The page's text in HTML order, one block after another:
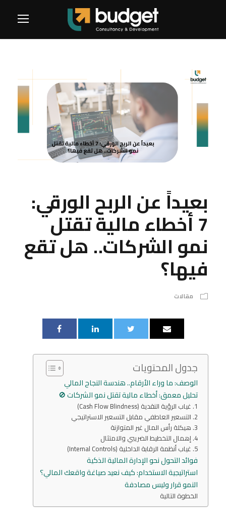
بعيداً عن الربح الورقي:
7 أخطاء مالية تقتل
نمو الشركات.. هل تقع
فيها؟
مقالات
جدول المحتويات
الوصف: ما وراء الأرقام.. هندسة النجاح المالي
تحليل معمق: أخطاء مالية تقتل نمو الشركات 🚫
1. غياب الرؤية النقدية (Cash Flow Blindness)
2. التسعير العاطفي مقابل التسعير الاستراتيجي
3. هيكلة رأس المال غير المتوازنة
4. إهمال التخطيط الضريبي والامتثال
5. غياب أنظمة الرقابة الداخلية (Internal Controls)
فوائد التحول نحو الإدارة المالية الذكية
استراتيجية الاستخدام: كيف نعيد صياغة واقعك المالي؟
النمو قرار وليس مصادفة
الخطوة التالية